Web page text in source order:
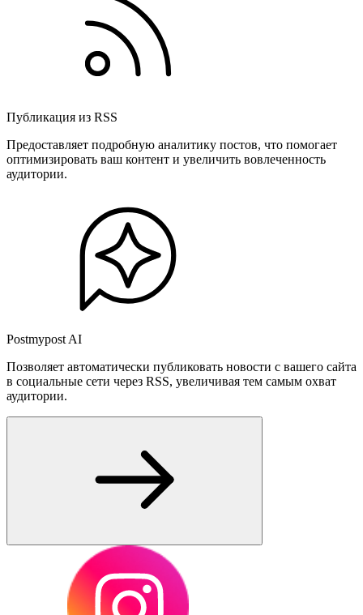
Публикация из RSS
Предоставляет подробную аналитику постов, что помогает
оптимизировать ваш контент и увеличить вовлеченность
аудитории.
Postmypost AI
Позволяет автоматически публиковать новости с вашего сайта
в социальные сети через RSS, увеличивая тем самым охват
аудитории.